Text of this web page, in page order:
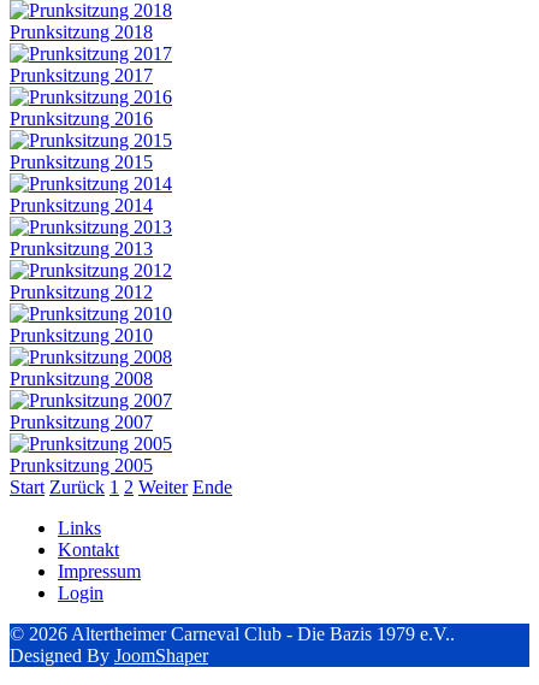
Prunksitzung 2018
Prunksitzung 2017
Prunksitzung 2016
Prunksitzung 2015
Prunksitzung 2014
Prunksitzung 2013
Prunksitzung 2012
Prunksitzung 2010
Prunksitzung 2008
Prunksitzung 2007
Prunksitzung 2005
Start Zurück 1 2 Weiter Ende
Links
Kontakt
Impressum
Login
© 2026 Altertheimer Carneval Club - Die Bazis 1979 e.V..
Designed By JoomShaper